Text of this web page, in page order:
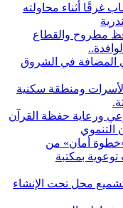
غرقًا أثناء محاولته
مطروح والقطاع
المضافة في الشروق
ومنطقة سكنية
ورعاية حفظة القرآن
التنموي
«خطوة أمان» من
توعوية بمكتبة
محل تحت الإنشاء